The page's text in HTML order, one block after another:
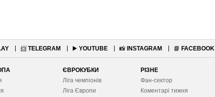
📨 TELEGRAM ▶️ YOUTUBE 📸 INSTAGRAM 📘 FACEBOOK
ЄВРОКУБКИ
Ліга чемпіонів
Ліга Європи
РІЗНЕ
Фан-сектор
Коментарі тижня